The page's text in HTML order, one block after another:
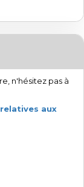
n'hésitez pas à
aux